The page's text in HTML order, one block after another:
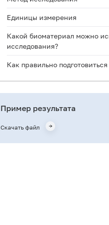
Единицы измерения
Какой биоматериал можно
исследования?
Как правильно
Общая информация об
Пример результата
Скачать файл